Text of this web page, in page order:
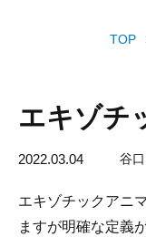
TOP
エキゾチ
2022.03.04 谷
エキゾチックアニ
ますが明確な定義